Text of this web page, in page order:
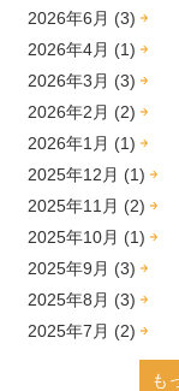
2026年6月 (3)
2026年4月 (1)
2026年3月 (3)
2026年2月 (2)
2026年1月 (1)
2025年12月 (1)
2025年11月 (2)
2025年10月 (1)
2025年9月 (3)
2025年8月 (3)
2025年7月 (2)
も